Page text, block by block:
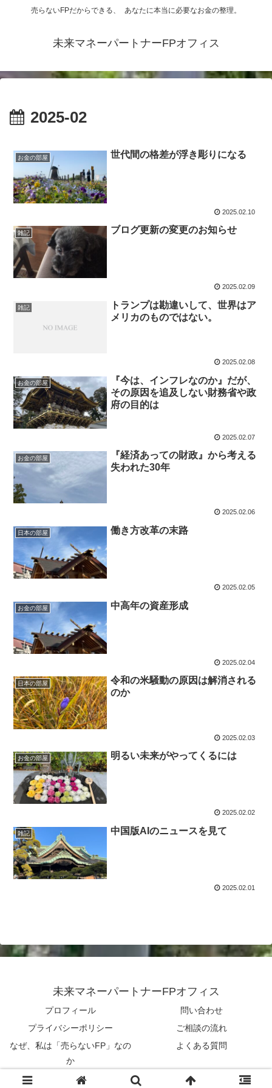
売らないFPだからできる、 あなたに本当に必要なお金の整理。
未来マネーパートナーFPオフィス
2025-02
お金の部屋 世代間の格差が浮き彫りになる
2025.02.10
雑記 ブログ更新の変更のお知らせ
2025.02.09
雑記
トランプは勘違いして、世界はア
メリカのものではない。
2025.02.08
お金の部屋
『今は、インフレなのか』だが、
その原因を追及しない財務省や政
府の目的は
2025.02.07
お金の部屋
『経済あっての財政』から考える
失われた30年
2025.02.06
日本の部屋 働き方改革の末路
2025.02.05
お金の部屋 中高年の資産形成
2025.02.04
日本の部屋
令和の米騒動の原因は解消される
のか
2025.02.03
お金の部屋 明るい未来がやってくるには
2025.02.02
雑記 中国版AIのニュースを見て
2025.02.01
未来マネーパートナーFPオフィス
プロフィール
問い合わせ
プライバシーポリシー
ご相談の流れ
なぜ、私は「売らないFP」なの
か
よくある質問
© 2022 未来マネーパートナーFPオフィス.